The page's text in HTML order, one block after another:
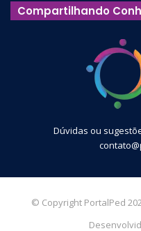
Compartilhando
Dúvidas ou
© Copyright PortalPed